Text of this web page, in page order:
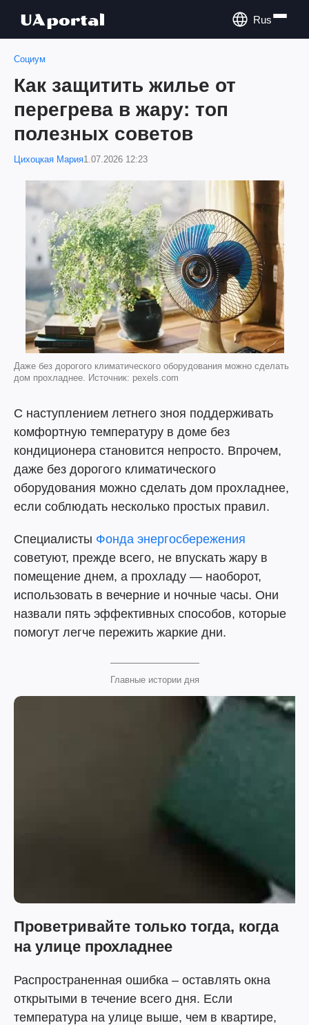
Rus
Социум
Как защитить жилье от
перегрева в жару: топ
полезных советов
Цихоцкая Мария1.07.2026 12:23
Даже без дорогого климатического оборудования можно сделать
дом прохладнее. Источник: pexels.com
С наступлением летнего зноя поддерживать
комфортную температуру в доме без
кондиционера становится непросто. Впрочем,
даже без дорогого климатического
оборудования можно сделать дом прохладнее,
если соблюдать несколько простых правил.
Специалисты Фонда энергосбережения
советуют, прежде всего, не впускать жару в
помещение днем, а прохладу — наоборот,
использовать в вечерние и ночные часы. Они
назвали пять эффективных способов, которые
помогут легче пережить жаркие дни.
Главные истории дня
Проветривайте только тогда, когда
на улице прохладнее
Распространенная ошибка – оставлять окна
открытыми в течение всего дня. Если
температура на улице выше, чем в квартире,